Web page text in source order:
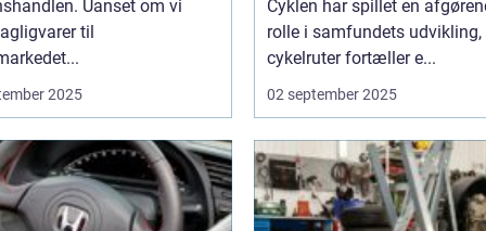
Uanset om vi
til
2025
Cyklen har spillet en
rolle i samfundets udvikling,
cykelruter fortæller e...
02 september 2025